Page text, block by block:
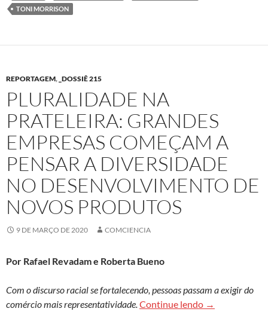
TONI MORRISON
REPORTAGEM, _DOSSIÊ 215
PLURALIDADE NA
PRATELEIRA: GRANDES
EMPRESAS COMEÇAM A
PENSAR A DIVERSIDADE
NO DESENVOLVIMENTO DE
NOVOS PRODUTOS
9 DE MARÇO DE 2020 COMCIENCIA
Por Rafael Revadam e Roberta Bueno
Com o discurso racial se fortalecendo, pessoas passam a exigir do
comércio mais representatividade.Continue lendo Pluralidade
→